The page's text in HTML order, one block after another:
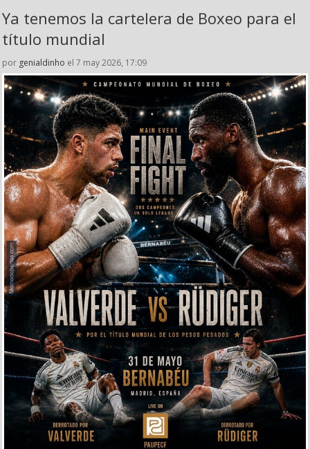
Ya tenemos la cartelera de Boxeo para el
título mundial
por genialdinho el 7 may 2026, 17:09